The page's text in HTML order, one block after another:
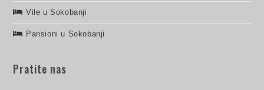
Vile u Sokobanji
Pansioni u Sokobanji
Pratite nas